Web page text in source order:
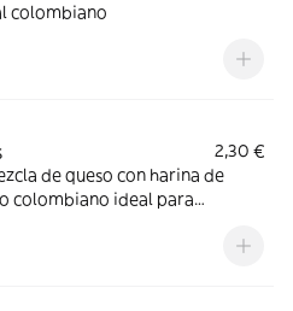
colombiano
2,30 €
de queso con harina de
colombiano ideal para